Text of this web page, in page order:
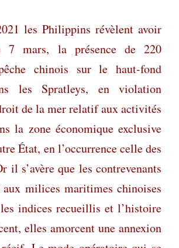
les Philippins révèlent avoir
7 mars, la présence de 220
chinois sur le haut-fond
les Spratleys, en violation
de la mer relatif aux activités
la zone économique exclusive
État, en l’occurrence celle des
il s’avère que les contrevenants
aux milices maritimes chinoises
indices recueillis et l’histoire
elles amorcent une annexion